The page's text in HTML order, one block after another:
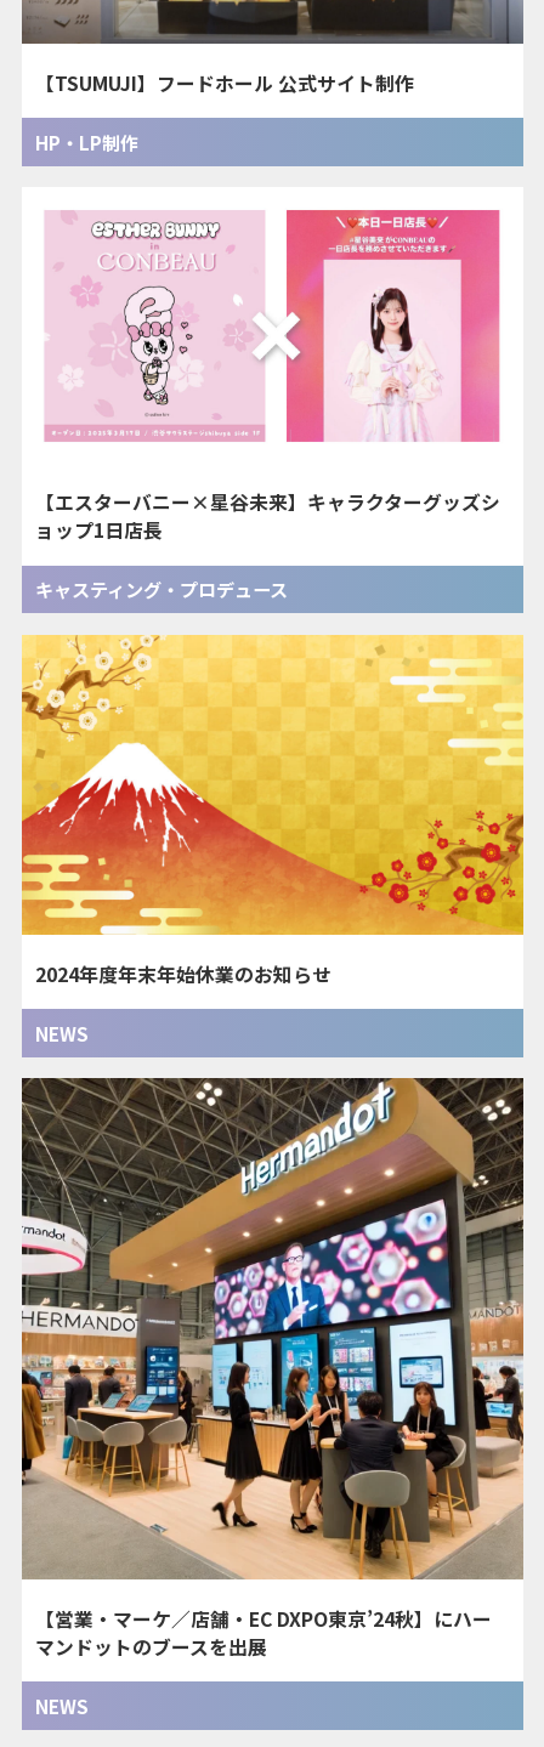
【TSUMUJI】フードホール 公式サイト制作
HP・LP制作
【エスターバニー×星谷未来】キャラクターグッズシ
ョップ1日店長
キャスティング・プロデュース
2024年度年末年始休業のお知らせ
NEWS
【営業・マーケ／店舗・EC DXPO東京’24秋】にハー
マンドットのブースを出展
NEWS